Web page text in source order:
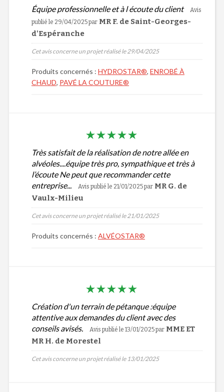
Équipe professionnelle et à l écoute du client
Avis
publié le 29/04/2025par MR F. de Saint-Georges-
d'Espéranche
Cet avis concerne un projet réalisé le 29/04/2025
Produits concernés : HYDROSTAR®, ENROBÉ À
CHAUD, PAVÉ LA COUTURE®
Très satisfait de la réalisation de notre allée en
alvéoles....équipe très pro, sympathique et très à
l’écoute Ne peut que recommander cette
entreprise...
Avis publié le 21/01/2025par MR G. de
Vaulx-Milieu
Cet avis concerne un projet réalisé le 21/01/2025
Produits concernés : ALVÉOSTAR®
Création d'un terrain de pétanque :équipe
attentive aux demandes du client avec des
conseils avisés.
Avis publié le 13/01/2025par MME ET
MR H. de Morestel
Cet avis concerne un projet réalisé le 13/01/2025